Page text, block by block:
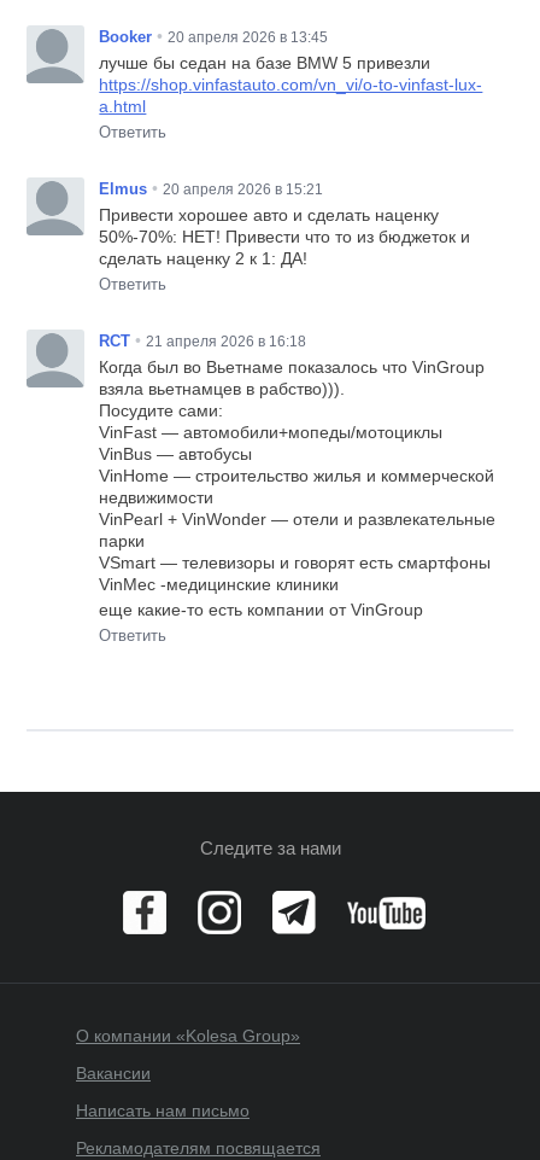
Booker • 20 апреля 2026 в 13:45
лучше бы седан на базе BMW 5 привезли
https://shop.vinfastauto.com/vn_vi/o-to-vinfast-lux-
a.html
Ответить
Elmus • 20 апреля 2026 в 15:21
Привести хорошее авто и сделать наценку
50%-70%: НЕТ! Привести что то из бюджеток и
сделать наценку 2 к 1: ДА!
Ответить
RCT • 21 апреля 2026 в 16:18
Когда был во Вьетнаме показалось что VinGroup
взяла вьетнамцев в рабство))).
Посудите сами:
VinFast — автомобили+мопеды/мотоциклы
VinBus — автобусы
VinHome — строительство жилья и коммерческой
недвижимости
VinPearl + VinWonder — отели и развлекательные
парки
VSmart — телевизоры и говорят есть смартфоны
VinMec -медицинские клиники
еще какие-то есть компании от VinGroup
Ответить
Следите за нами
О компании «Kolesa Group»
Вакансии
Написать нам письмо
Рекламодателям посвящается